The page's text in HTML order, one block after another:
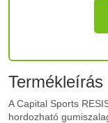
Termékleírás
A Capital Sports
hordozható